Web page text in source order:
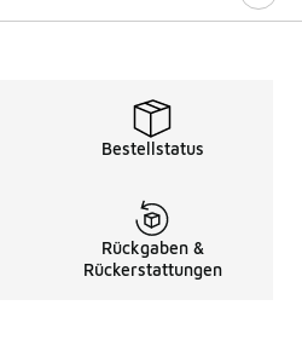
Bestellstatus
Rückgaben &
Rückerstattungen